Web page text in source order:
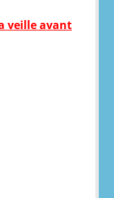
veille avant